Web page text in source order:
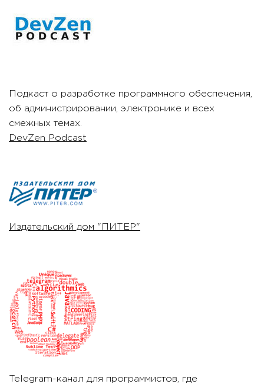
Подкаст о разработке программного обеспечения,
об администрировании, электронике и всех
смежных темах.
DevZen Podcast
Издательский дом "ПИТЕР"
Telegram-канал для программистов, где